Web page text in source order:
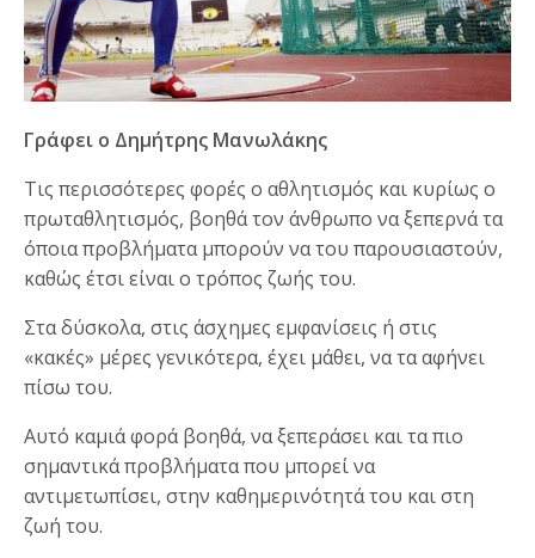
Γράφει ο Δημήτρης Μανωλάκης
Τις περισσότερες φορές ο αθλητισμός και κυρίως ο
πρωταθλητισμός, βοηθά τον άνθρωπο να ξεπερνά τα
όποια προβλήματα μπορούν να του παρουσιαστούν,
καθώς έτσι είναι ο τρόπος ζωής του.
Στα δύσκολα, στις άσχημες εμφανίσεις ή στις
«κακές» μέρες γενικότερα, έχει μάθει, να τα αφήνει
πίσω του.
Αυτό καμιά φορά βοηθά, να ξεπεράσει και τα πιο
σημαντικά προβλήματα που μπορεί να
αντιμετωπίσει, στην καθημερινότητά του και στη
ζωή του.